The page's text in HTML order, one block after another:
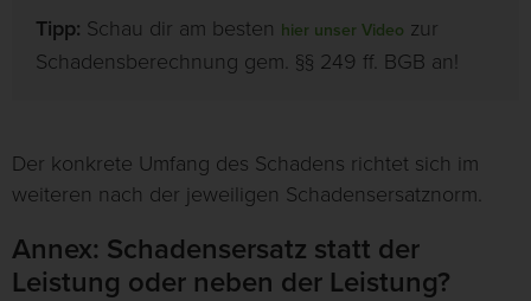
Tipp: Schau dir am besten hier unser Video zur
Schadensberechnung gem. §§ 249 ff. BGB an!
Der konkrete Umfang des Schadens richtet sich im
weiteren nach der jeweiligen Schadensersatznorm.
Annex: Schadensersatz statt der
Leistung oder neben der Leistung?